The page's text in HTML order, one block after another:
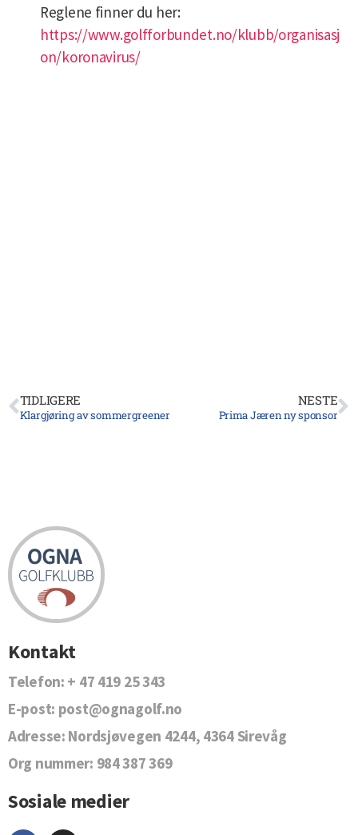
Reglene finner du her:
https://www.golfforbundet.no/klubb/organisasj
on/koronavirus/
TIDLIGERE
Klargjøring av sommergreener
NESTE
Prima Jæren ny sponsor
Kontakt
Telefon: + 47 419 25 343
E-post: post@ognagolf.no
Adresse: Nordsjøvegen 4244, 4364 Sirevåg
Org nummer: 984 387 369
Sosiale medier